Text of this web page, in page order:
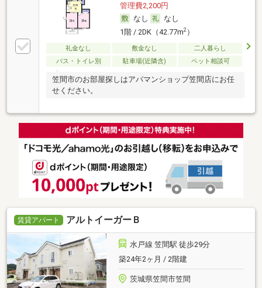
管理費2,200円
なし
なし
1階 / 2DK（42.77m2）
礼金なし 敷金なし
二人暮らし
バス・トイレ別
駐車場(近隣含) ペット相談可
笠間市のお部屋探しはアパマンショップ笠間店にお任
せください。
賃貸アパート アルトイーガーＢ
水戸線 笠間駅 徒歩29分
築24年2ヶ月 / 2階建
茨城県笠間市笠間